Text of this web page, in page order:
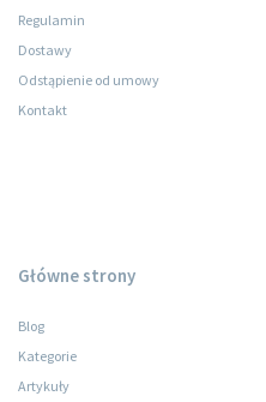
Regulamin
Dostawy
Odstąpienie od umowy
Kontakt
Główne strony
Blog
Kategorie
Artykuły